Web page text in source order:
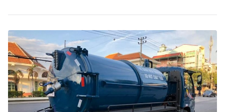
giá
09456
63
222